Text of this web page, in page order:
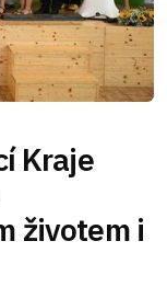
Kraje
životem i